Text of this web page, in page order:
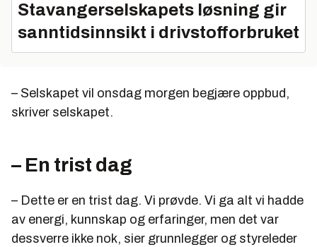
Stavangerselskapets løsning gir
sanntidsinnsikt i drivstofforbruket
– Selskapet vil onsdag morgen begjære oppbud,
skriver selskapet.
– En trist dag
– Dette er en trist dag. Vi prøvde. Vi ga alt vi hadde
av energi, kunnskap og erfaringer, men det var
dessverre ikke nok, sier grunnlegger og styreleder